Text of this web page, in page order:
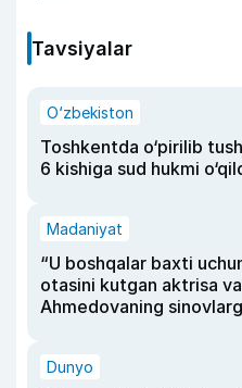
Tavsiyalar
O‘zbekiston
Toshkentda o‘pirilib
6 kishiga sud hukmi
Madaniyat
“U boshqalar baxti
otasini kutgan aktrisa
Ahmedovaning
Dunyo